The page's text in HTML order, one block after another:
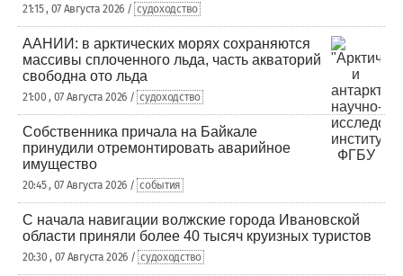
21:15 , 07 Августа 2026 / судоходство
ААНИИ: в арктических морях сохраняются
массивы сплоченного льда, часть акваторий
свободна ото льда
21:00 , 07 Августа 2026 / судоходство
Собственника причала на Байкале
принудили отремонтировать аварийное
имущество
20:45 , 07 Августа 2026 / события
С начала навигации волжские города Ивановской
области приняли более 40 тысяч круизных туристов
20:30 , 07 Августа 2026 / судоходство